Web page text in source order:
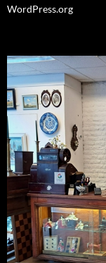
WordPress.org